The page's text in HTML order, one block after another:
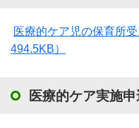
医療的ケア児の保育所
494.5KB）
医療的ケア実施